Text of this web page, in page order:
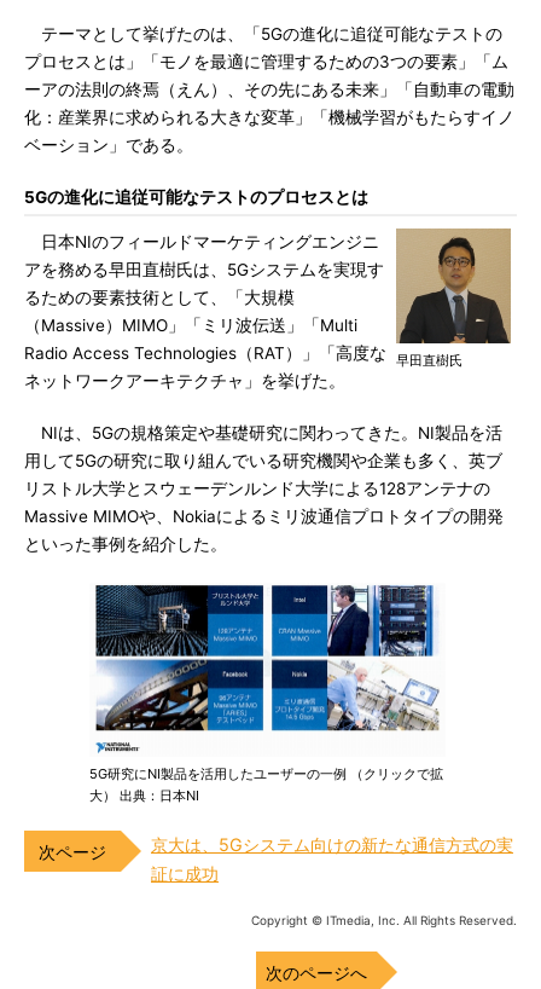
テーマとして挙げたのは、「5Gの進化に追従可能なテストの
プロセスとは」「モノを最適に管理するための3つの要素」「ム
ーアの法則の終焉（えん）、その先にある未来」「自動車の電動
化：産業界に求められる大きな変革」「機械学習がもたらすイノ
ベーション」である。
5Gの進化に追従可能なテストのプロセスとは
早田直樹氏
日本NIのフィールドマーケティングエンジニ
アを務める早田直樹氏は、5Gシステムを実現す
るための要素技術として、「大規模
（Massive）MIMO」「ミリ波伝送」「Multi
Radio Access Technologies（RAT）」「高度な
ネットワークアーキテクチャ」を挙げた。
NIは、5Gの規格策定や基礎研究に関わってきた。NI製品を活
用して5Gの研究に取り組んでいる研究機関や企業も多く、英ブ
リストル大学とスウェーデンルンド大学による128アンテナの
Massive MIMOや、Nokiaによるミリ波通信プロトタイプの開発
といった事例を紹介した。
5G研究にNI製品を活用したユーザーの一例 （クリックで拡
大） 出典：日本NI
京大は、5Gシステム向けの新たな通信方式の実
証に成功
Copyright © ITmedia, Inc. All Rights Reserved.
次のページへ